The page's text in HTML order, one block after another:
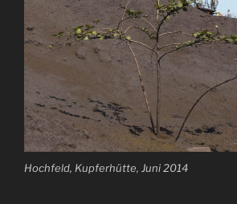
Hochfeld, Kupferhütte, Juni 2014